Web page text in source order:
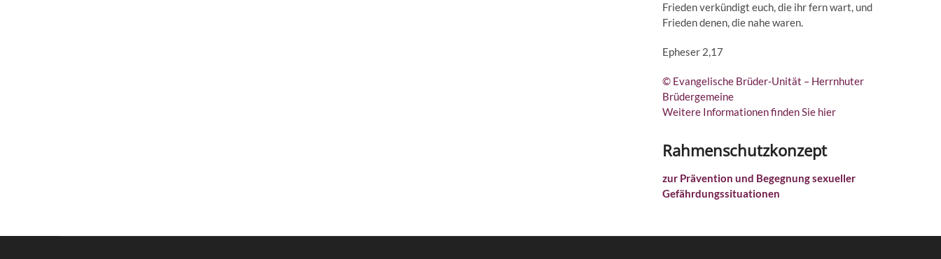
Frieden verkündigt euch, die ihr fern wart, und
Frieden denen, die nahe waren.
Epheser 2,17
© Evangelische Brüder-Unität – Herrnhuter
Brüdergemeine
Weitere Informationen finden Sie hier
Rahmenschutzkonzept
zur Prävention und Begegnung sexueller
Gefährdungssituationen